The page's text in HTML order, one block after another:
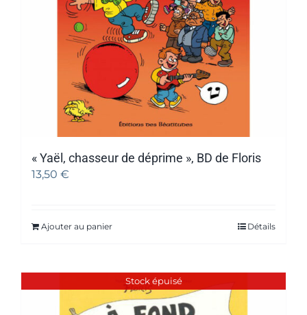
« Yaël, chasseur de déprime », BD de Floris
13,50 €
Ajouter au panier Détails
Stock épuisé